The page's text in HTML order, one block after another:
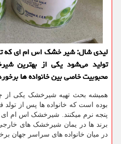
لیدی شال: شیر خشك اس ام ای كه
تولید می‌شود یكی از بهترین
محبوبیت خاصی بین خانواده ها
همیشه بحث تهیه شیرخشک یکی از
بوده است که خانواده ها پس از تولد
پنجه نرم میکنند. شیرخشک اس ام
برند ها در یمان شیرخشک های
در میان خانواده های سراسر جهان